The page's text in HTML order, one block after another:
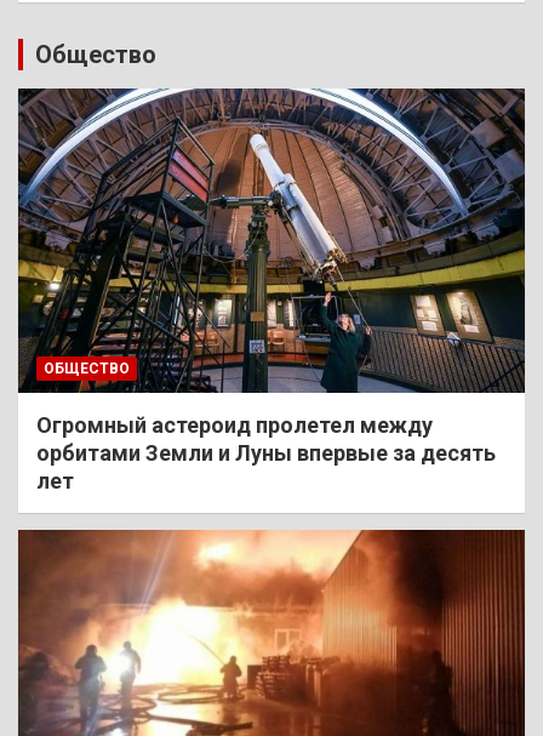
Общество
ОБЩЕСТВО
Огромный астероид пролетел между
орбитами Земли и Луны впервые за десять
лет